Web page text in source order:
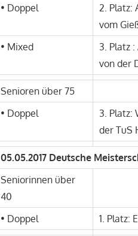
• Doppel
2. Platz:
vom
• Mixed
3. Platz
von der
Senioren über 75
• Doppel
3. Platz:
der TuS
05.05.2017 Deutsche
Seniorinnen über
40
• Doppel
1. Platz: